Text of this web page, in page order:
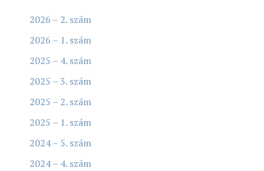
2026 – 2. szám
2026 – 1. szám
2025 – 4. szám
2025 – 3. szám
2025 – 2. szám
2025 – 1. szám
2024 – 5. szám
2024 – 4. szám